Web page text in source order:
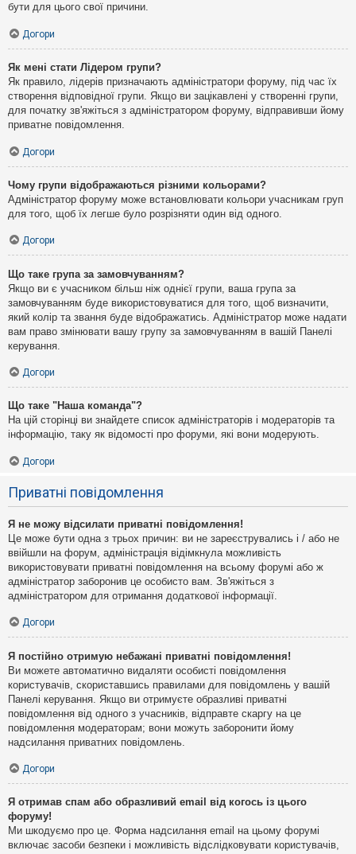
бути для цього свої причини.
Догори
Як мені стати Лідером групи?
Як правило, лідерів призначають адміністратори форуму, під час їх
створення відповідної групи. Якщо ви зацікавлені у створенні групи,
для початку зв'яжіться з адміністратором форуму, відправивши йому
приватне повідомлення.
Догори
Чому групи відображаються різними кольорами?
Адміністратор форуму може встановлювати кольори учасникам груп
для того, щоб їх легше було розрізняти один від одного.
Догори
Що таке група за замовчуванням?
Якщо ви є учасником більш ніж однієї групи, ваша група за
замовчуванням буде використовуватися для того, щоб визначити,
який колір та звання буде відображатись. Адміністратор може надати
вам право змінювати вашу групу за замовчуванням в вашій Панелі
керування.
Догори
Що таке "Наша команда"?
На цій сторінці ви знайдете список адміністраторів і модераторів та
інформацію, таку як відомості про форуми, які вони модерують.
Догори
Приватні повідомлення
Я не можу відсилати приватні повідомлення!
Це може бути одна з трьох причин: ви не зареєструвались і / або не
ввійшли на форум, адміністрація відімкнула можливість
використовувати приватні повідомлення на всьому форумі або ж
адміністратор заборонив це особисто вам. Зв'яжіться з
адміністратором для отримання додаткової інформації.
Догори
Я постійно отримую небажані приватні повідомлення!
Ви можете автоматично видаляти особисті повідомлення
користувачів, скориставшись правилами для повідомлень у вашій
Панелі керування. Якщо ви отримуєте образливі приватні
повідомлення від одного з учасників, відправте скаргу на це
повідомлення модераторам; вони можуть заборонити йому
надсилання приватних повідомлень.
Догори
Я отримав спам або образливий email від когось із цього
форуму!
Ми шкодуємо про це. Форма надсилання email на цьому форумі
включає засоби безпеки і можливість відслідковувати користувачів,